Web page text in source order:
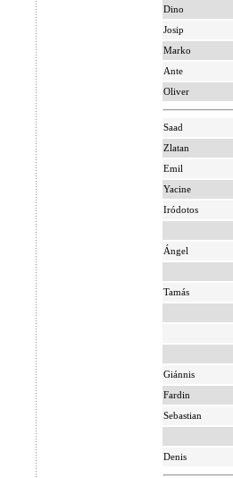
Dino
Josip
Marko
Ante
Oliver
Saad
Zlatan
Emil
Yacine
Iródotos
Ángel
Tamás
Giánnis
Fardin
Sebastian
Denis